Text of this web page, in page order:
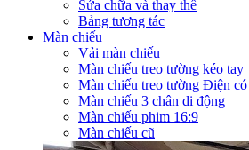
Sửa chữa và thay thế
Bảng tương tác
Màn chiếu
Vải màn chiếu
Màn chiếu treo tường kéo tay
Màn chiếu treo tường Điện
Màn chiếu 3 chân di động
Màn chiếu phim 16:9
Màn chiếu cũ